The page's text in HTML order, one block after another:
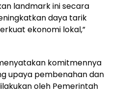
landmark ini secara
daya tarik
ekonomi lokal,”
komitmennya
upaya pembenahan dan
oleh Pemerintah